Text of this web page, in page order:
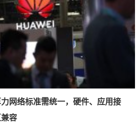
网络标准需统一，硬件、应用接
容